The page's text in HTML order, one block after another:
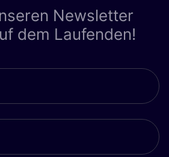
Newsletter
dem Laufenden!